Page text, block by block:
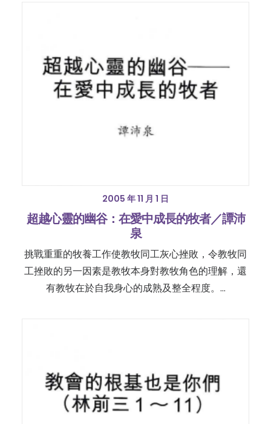
2005 年 11 月 1 日
超越心靈的幽谷：在愛中成長的牧者／譚沛
泉
挑戰重重的牧養工作使教牧同工灰心挫敗，令教牧同
工挫敗的另一因素是教牧本身對教牧角色的理解，還
有教牧在於自我身心的成熟及整全程度。…